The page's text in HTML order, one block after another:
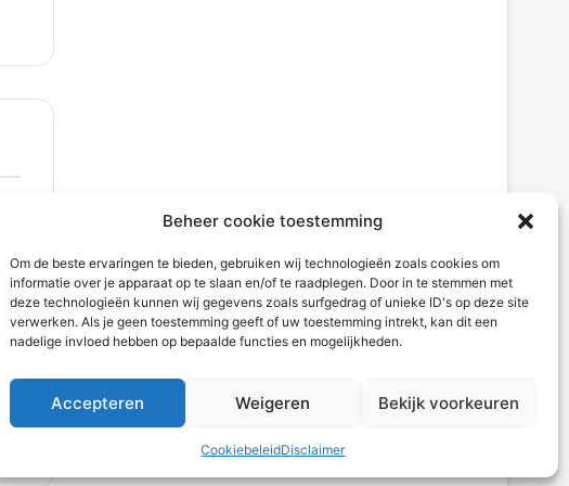
Beheer cookie toestemming
Om de beste ervaringen te bieden, gebruiken wij technologieën zoals cookies om
informatie over je apparaat op te slaan en/of te raadplegen. Door in te stemmen met
deze technologieën kunnen wij gegevens zoals surfgedrag of unieke ID's op deze site
verwerken. Als je geen toestemming geeft of uw toestemming intrekt, kan dit een
nadelige invloed hebben op bepaalde functies en mogelijkheden.
Accepteren Weigeren Bekijk voorkeuren
CookiebeleidDisclaimer